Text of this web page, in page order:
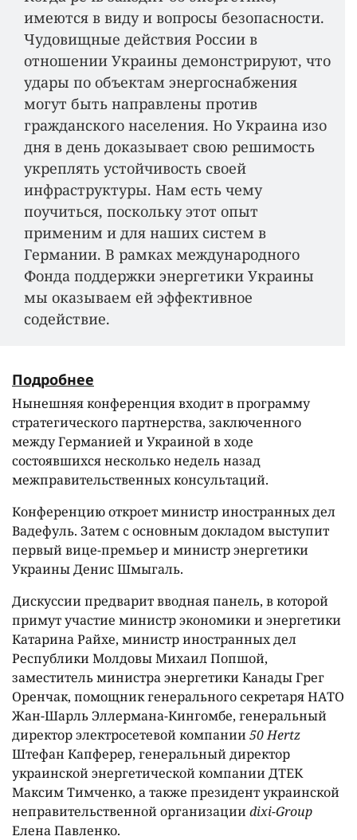
имеются в виду и вопросы безопасности.
Чудовищные действия России в
отношении Украины демонстрируют, что
удары по объектам энергоснабжения
могут быть направлены против
гражданского населения. Но Украина изо
дня в день доказывает свою решимость
укреплять устойчивость своей
инфраструктуры. Нам есть чему
поучиться, поскольку этот опыт
применим и для наших систем в
Германии. В рамках международного
Фонда поддержки энергетики Украины
мы оказываем ей эффективное
содействие.
Подробнее
Нынешняя конференция входит в программу
стратегического партнерства, заключенного
между Германией и Украиной в ходе
состоявшихся несколько недель назад
межправительственных консультаций.
Конференцию откроет министр иностранных дел
Вадефуль. Затем c основным докладом выступит
первый вице-премьер и министр энергетики
Украины Денис Шмыгаль.
Дискуссии предварит вводная панель, в которой
примут участие министр экономики и энергетики
Катарина Райхе, министр иностранных дел
Республики Молдовы Михаил Попшой,
заместитель министра энергетики Канады Грег
Оренчак, помощник генерального секретаря НАТО
Жан-Шарль Эллермана-Кингомбе, генеральный
директор электросетевой компании50 Hertz
Штефан Капферер, генеральный директор
украинской энергетической компании ДТЕК
Максим Тимченко, а также президент украинской
неправительственной организацииdixi-Group
Елена Павленко.